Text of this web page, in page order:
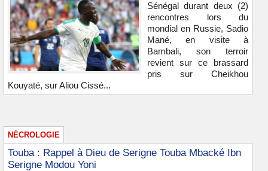
Sénégal durant deux (2)
rencontres lors du
mondial en Russie, Sadio
Mané, en visite à
Bambali, son terroir
revient sur ce brassard
pris sur Cheikhou
Kouyaté, sur Aliou Cissé...
NÉCROLOGIE
Touba : Rappel à Dieu de Serigne Touba Mbacké Ibn
Serigne Modou Yoni